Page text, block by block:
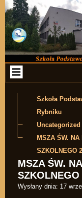
Szkoła
Rybniku
Uncategorized
MSZA ŚW. NA
SZKOLNEGO
MSZA ŚW.
Wysłany dnia: 17